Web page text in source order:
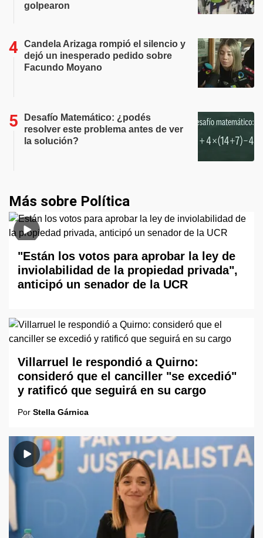
golpearon
Candela Arizaga rompió el silencio y
dejó un inesperado pedido sobre
Facundo Moyano
Desafío Matemático: ¿podés
resolver este problema antes de ver
la solución?
Más sobre Política
"Están los votos para aprobar la ley de
inviolabilidad de la propiedad privada",
anticipó un senador de la UCR
Villarruel le respondió a Quirno:
consideró que el canciller "se excedió"
y ratificó que seguirá en su cargo
Por Stella Gárnica